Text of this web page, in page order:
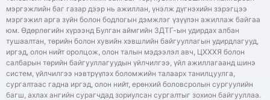
мэргэжлийн баг газар дээр нь ажиллан, үнэлж дүгнэхийн зэрэгцээ
мэргэжил арга зүйн болон бодлогын дэмжлэг үзүүлэн ажиллаж байгаа
юм. Өдөрлөгийн хүрээнд Булган аймгийн ЗДТГ-ын удирдах албан
тушаалтан, төрийн болон хувийн хэвшлийн байгууллагын удирдлагууд,
иргэд, олон нийт оролцож, олон талын мэдээлэл авч, ЦХХХЯ болон
салбарын төрийн байгууллагуудын үйлчилгээ, үйл ажиллагаанд шинэ
систем, үйлчилгээ нэвтрүүлэх боломжийн талаарх танилцуулга,
сургалтаас гадна иргэд, олон нийт, ерөнхий боловсролын сургуулийн
багш, ахлах ангийн сурагчдад зориулсан сургалтыг зохион байгууллаа.